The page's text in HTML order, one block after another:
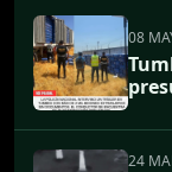
08
24